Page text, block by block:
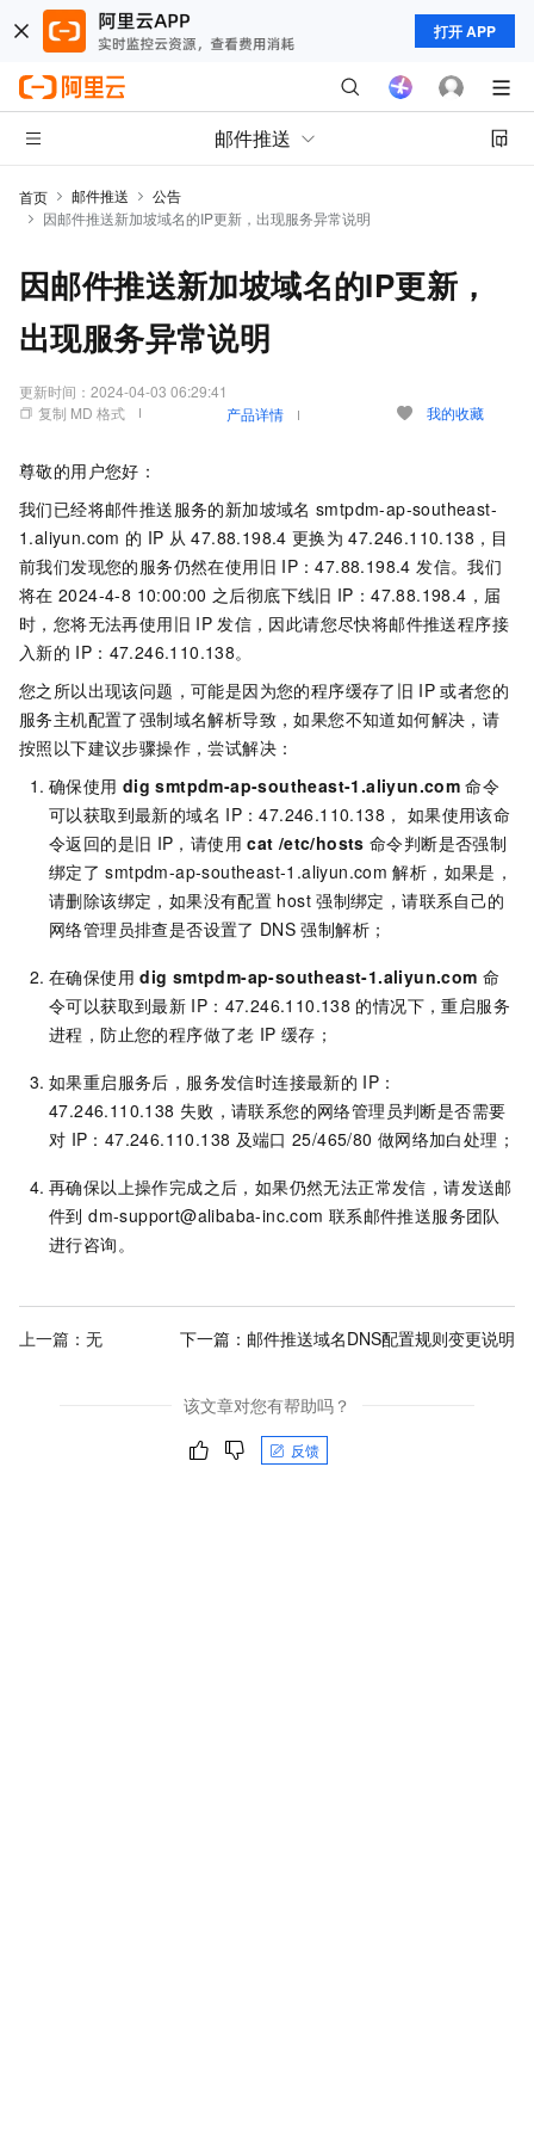
打开 APP
邮件推送
首页 邮件推送
公告
因邮件推送新加坡域名的IP更新，出现服务异常说明
因邮件推送新加坡域名的IP更新，
出现服务异常说明
更新时间： 2024-04-03 06:29:41
复制 MD 格式
产品详情 我的收藏
尊敬的用户您好：
我们已经将邮件推送服务的新加坡域名 smtpdm-ap-southeast-
1.aliyun.com 的 IP 从 47.88.198.4 更换为 47.246.110.138，目
前我们发现您的服务仍然在使用旧 IP：47.88.198.4 发信。我们
将在 2024-4-8 10:00:00 之后彻底下线旧 IP：47.88.198.4，届
时，您将无法再使用旧 IP 发信，因此请您尽快将邮件推送程序接
入新的 IP：47.246.110.138。
您之所以出现该问题，可能是因为您的程序缓存了旧 IP 或者您的
服务主机配置了强制域名解析导致，如果您不知道如何解决，请
按照以下建议步骤操作，尝试解决：
确保使用 dig smtpdm-ap-southeast-1.aliyun.com 命令
可以获取到最新的域名 IP：47.246.110.138， 如果使用该命
令返回的是旧 IP，请使用 cat /etc/hosts 命令判断是否强制
绑定了 smtpdm-ap-southeast-1.aliyun.com 解析，如果是，
请删除该绑定，如果没有配置 host 强制绑定，请联系自己的
网络管理员排查是否设置了 DNS 强制解析；
在确保使用 dig smtpdm-ap-southeast-1.aliyun.com 命
令可以获取到最新 IP：47.246.110.138 的情况下，重启服务
进程，防止您的程序做了老 IP 缓存；
如果重启服务后，服务发信时连接最新的 IP：
47.246.110.138 失败，请联系您的网络管理员判断是否需要
对 IP：47.246.110.138 及端口 25/465/80 做网络加白处理；
再确保以上操作完成之后，如果仍然无法正常发信，请发送邮
件到 dm-support@alibaba-inc.com 联系邮件推送服务团队
进行咨询。
上一篇：无 下一篇： 邮件推送域名DNS配置规则变更说明
该文章对您有帮助吗？
反馈